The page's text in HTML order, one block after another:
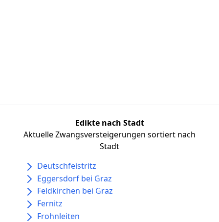
Edikte nach Stadt
Aktuelle Zwangsversteigerungen sortiert nach
Stadt
Deutschfeistritz
Eggersdorf bei Graz
Feldkirchen bei Graz
Fernitz
Frohnleiten